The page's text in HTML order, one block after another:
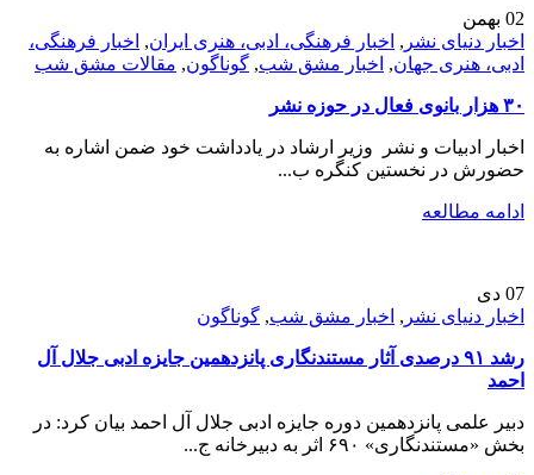
02 بهمن
اخبار دنیای نشر , اخبار فرهنگی، ادبی، هنری ایران, اخبار فرهنگی،
ادبی، هنری جهان, اخبار مشق شب, گوناگون, مقالات مشق شب
۳۰ هزار بانوی فعال در حوزه نشر
اخبار ادبیات و نشر وزیر ارشاد در یادداشت‌ خود ضمن اشاره به
حضورش در نخستین کنگره ب...
ادامه مطالعه
07 دی
اخبار دنیای نشر , اخبار مشق شب, گوناگون
رشد ۹۱ درصدی آثار مستندنگاری پانزدهمین جایزه ادبی جلال آل
احمد
دبیر علمی پانزدهمین دوره جایزه ادبی جلال آل احمد بیان کرد: در
بخش «مستندنگاری» ۶۹۰ اثر به دبیرخانه ج...